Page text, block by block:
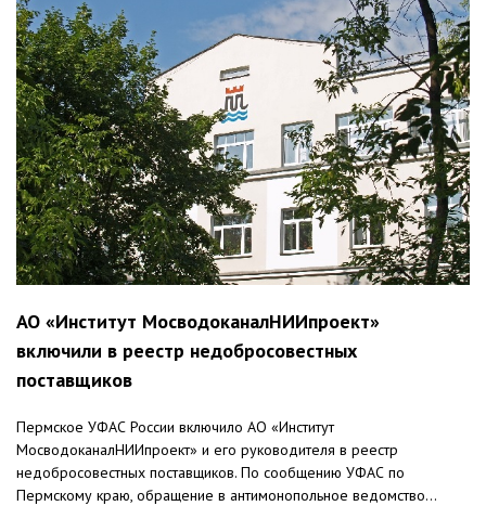
АО «Институт МосводоканалНИИпроект»
включили в реестр недобросовестных
поставщиков
Пермское УФАС России включило АО «Институт
МосводоканалНИИпроект» и его руководителя в реестр
недобросовестных поставщиков. По сообщению УФАС по
Пермскому краю, обращение в антимонопольное ведомство...